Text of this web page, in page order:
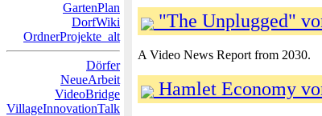
GartenPlan
DorfWiki
OrdnerProjekte_alt
Dörfer
NeueArbeit
VideoBridge
VillageInnovationTalk
"The Unplugged"
A Video News Report from 2030.
Hamlet Economy